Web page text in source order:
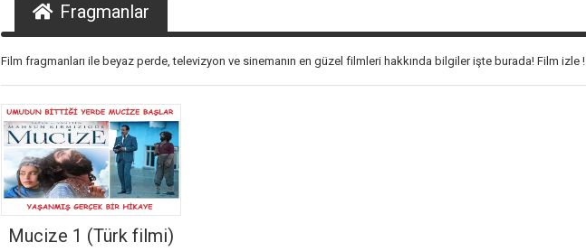
Fragmanlar
Film fragmanları ile beyaz perde, televizyon ve sinemanın en güzel filmleri hakkında bilgiler işte burada! Film izle !
Mucize 1 (Türk filmi)